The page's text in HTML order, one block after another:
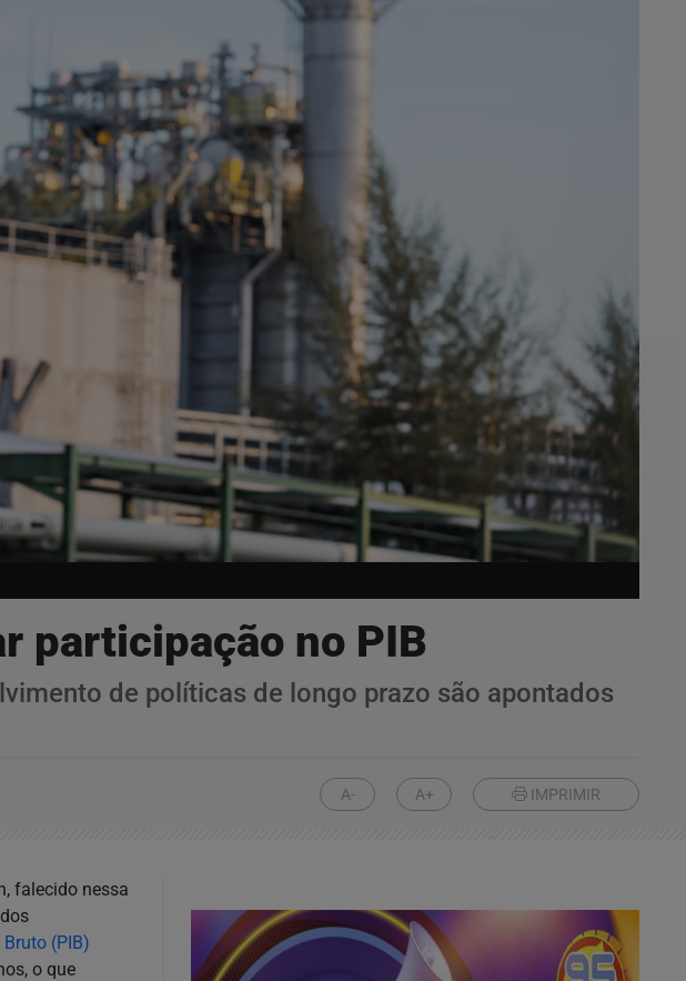
participação no PIB
de políticas de longo prazo são apontados
A- A+ IMPRIMIR
falecido nessa
(PIB)
o que